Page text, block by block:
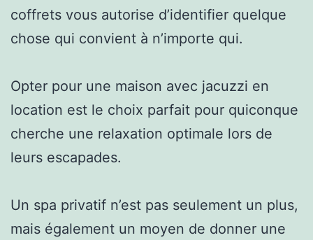
coffrets vous autorise d’identifier quelque
chose qui convient à n’importe qui.
Opter pour une maison avec jacuzzi en
location est le choix parfait pour quiconque
cherche une relaxation optimale lors de
leurs escapades.
Un spa privatif n’est pas seulement un plus,
mais également un moyen de donner une